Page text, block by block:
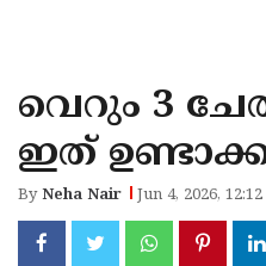
KANNUR
KASARAGOD
വെറും 3
ഇത്
ByNeha Nair Jun 4, 2026,